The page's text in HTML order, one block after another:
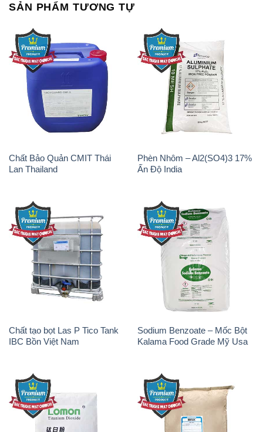
SẢN PHẨM TƯƠNG TỰ
Chất Bảo Quản CMIT Thái
Lan Thailand
Phèn Nhôm – Al2(SO4)3 17%
Ấn Độ India
Chất tạo bọt Las P Tico Tank
IBC Bồn Việt Nam
Sodium Benzoate – Mốc Bột
Kalama Food Grade Mỹ Usa